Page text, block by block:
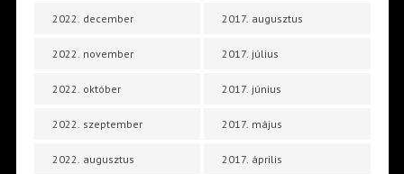
2022. december
2022. november
2022. október
2022. szeptember
2022. augusztus
2017. augusztus
2017. július
2017. június
2017. május
2017. április